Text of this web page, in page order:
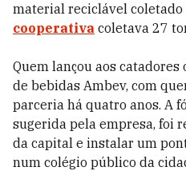
material reciclável coletado
cooperativa coletava 27
Quem lançou aos
de bebidas Ambev, com
parceria há quatro anos. A
sugerida pela empresa, foi
da capital e instalar um
num colégio público da